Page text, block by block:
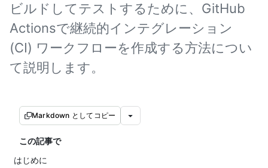
ビルドしてテストするために、GitHub
Actionsで継続的インテグレーション
(CI) ワークフローを作成する方法につい
て説明します。
Markdown としてコピー
この記事で
はじめに